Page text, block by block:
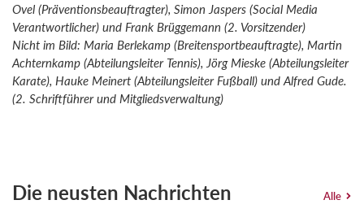
Ovel (Präventionsbeauftragter), Simon Jaspers (Social Media
Verantwortlicher) und Frank Brüggemann (2. Vorsitzender)
Nicht im Bild: Maria Berlekamp (Breitensportbeauftragte), Martin
Achternkamp (Abteilungsleiter Tennis), Jörg Mieske (Abteilungsleiter
Karate), Hauke Meinert (Abteilungsleiter Fußball) und Alfred Gude.
(2. Schriftführer und Mitgliedsverwaltung)
Die neusten Nachrichten Alle